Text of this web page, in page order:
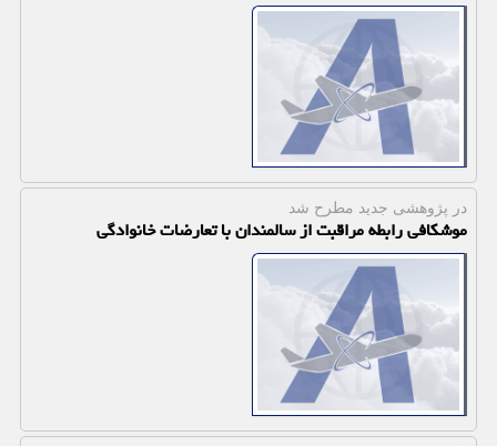
در پژوهشی جدید مطرح شد
موشکافی رابطه مراقبت از سالمندان با تعارضات خانوادگی